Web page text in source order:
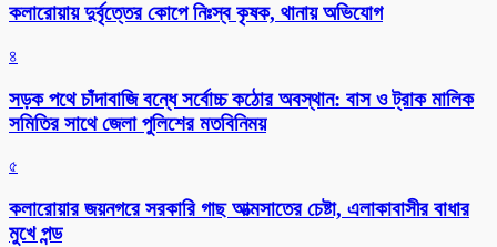
কলারোয়ায় দুর্বৃত্তের কোপে নিঃস্ব কৃষক, থানায় অভিযোগ
৪
সড়ক পথে চাঁদাবাজি বন্ধে সর্বোচ্চ কঠোর অবস্থান: বাস ও ট্রাক মালিক
সমিতির সাথে জেলা পুলিশের মতবিনিময়
৫
কলারোয়ার জয়নগরে সরকারি গাছ আত্মসাতের চেষ্টা, এলাকাবাসীর বাধার
মুখে পন্ড